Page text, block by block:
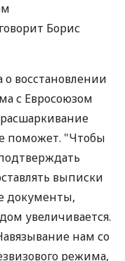
Борис
восстановлении
с Евросоюзом
поможет. "Чтобы
выписки
документы,
увеличивается.
нам со
режима,